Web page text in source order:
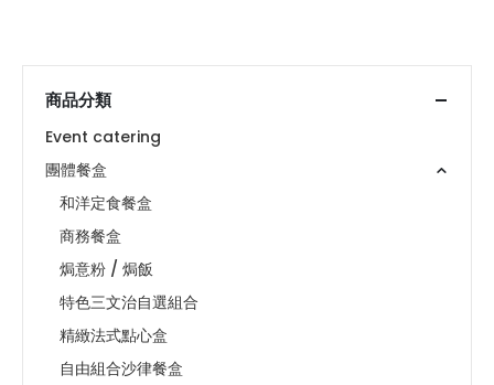
商品分類
Event catering
團體餐盒
和洋定食餐盒
商務餐盒
焗意粉 / 焗飯
特色三文治自選組合
精緻法式點心盒
自由組合沙律餐盒